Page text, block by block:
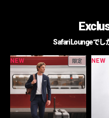
Safari Loungeでし
NEW 限定 NEW